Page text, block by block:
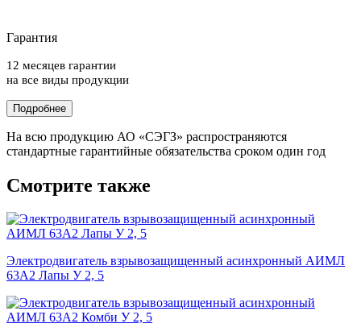
Гарантия
12 месяцев гарантии
на все виды продукции
Подробнее
На всю продукцию АО «СЭГЗ» распространяются
стандартные гарантийные обязательства сроком один год
Смотрите также
Электродвигатель взрывозащищенный асинхронный АИМЛ
63А2 Лапы У 2, 5